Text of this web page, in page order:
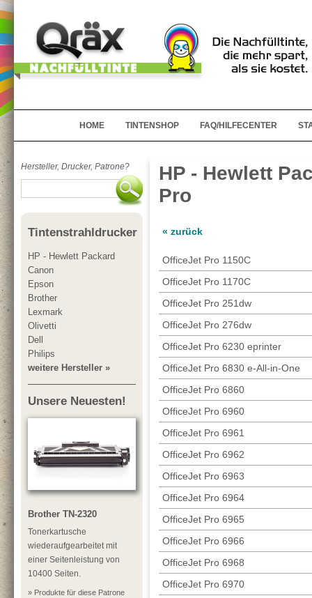
HOME TINTENSHOP FAQ/HILFECENTER
Hersteller, Drucker, Patrone?
Tintenstrahldrucker
HP - Hewlett Packard
Canon
Epson
Brother
Lexmark
Olivetti
Dell
Philips
weitere Hersteller »
Unsere Neuesten!
Brother TN-2320
Tonerkartusche
wiederaufgearbeitet mit
einer Seitenleistung von
10400 Seiten.
» Produkte für diese Patrone
HP - Hewlett
Pro
« zurück
OfficeJet Pro 1150C
OfficeJet Pro 1170C
OfficeJet Pro 251dw
OfficeJet Pro 276dw
OfficeJet Pro 6230 eprinter
OfficeJet Pro 6830 e-All-in-One
OfficeJet Pro 6860
OfficeJet Pro 6960
OfficeJet Pro 6961
OfficeJet Pro 6962
OfficeJet Pro 6963
OfficeJet Pro 6964
OfficeJet Pro 6965
OfficeJet Pro 6966
OfficeJet Pro 6968
OfficeJet Pro 6970